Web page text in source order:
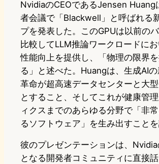
o
d
n
s
k
y
b
o
o
k
NvidiaのCEOであるJensen Huang
者会議で「Blackwell」と呼ばれる
プを発表した。このGPUは以前の
比較してLLM推論ワークロードに
性能向上を提供し、「物理の限界
る」と述べた。Huangは、生成AI
革命が超高速データセンターと大
とすること、そしてこれが健康管
ィクスまでのあらゆる分野で「非
るソフトウェア」を生み出すことを
彼のプレゼンテーションは、
となる開発者コミュニティに直接